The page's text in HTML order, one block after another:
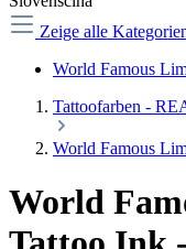
Zeige alle
World Famous
Tattoofarben -
World Famous
World